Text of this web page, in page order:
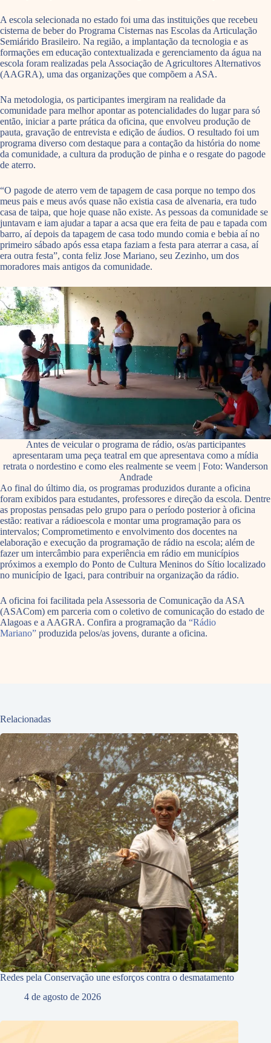
A escola selecionada no estado foi uma das instituições que recebeu
cisterna de beber do Programa Cisternas nas Escolas da Articulação
Semiárido Brasileiro. Na região, a implantação da tecnologia e as
formações em educação contextualizada e gerenciamento da água na
escola foram realizadas pela Associação de Agricultores Alternativos
(AAGRA), uma das organizações que compõem a ASA.
Na metodologia, os participantes imergiram na realidade da
comunidade para melhor apontar as potencialidades do lugar para só
então, iniciar a parte prática da oficina, que envolveu produção de
pauta, gravação de entrevista e edição de áudios. O resultado foi um
programa diverso com destaque para a contação da história do nome
da comunidade, a cultura da produção de pinha e o resgate do pagode
de aterro.
“O pagode de aterro vem de tapagem de casa porque no tempo dos
meus pais e meus avós quase não existia casa de alvenaria, era tudo
casa de taipa, que hoje quase não existe. As pessoas da comunidade se
juntavam e iam ajudar a tapar a acsa que era feita de pau e tapada com
barro, aí depois da tapagem de casa todo mundo comia e bebia aí no
primeiro sábado após essa etapa faziam a festa para aterrar a casa, aí
era outra festa”, conta feliz Jose Mariano, seu Zezinho, um dos
moradores mais antigos da comunidade.
Antes de veicular o programa de rádio, os/as participantes
apresentaram uma peça teatral em que apresentava como a mídia
retrata o nordestino e como eles realmente se veem | Foto: Wanderson
Andrade
Ao final do último dia, os programas produzidos durante a oficina
foram exibidos para estudantes, professores e direção da escola. Dentre
as propostas pensadas pelo grupo para o período posterior à oficina
estão: reativar a rádioescola e montar uma programação para os
intervalos; Comprometimento e envolvimento dos docentes na
elaboração e execução da programação de rádio na escola; além de
fazer um intercâmbio para experiência em rádio em municípios
próximos a exemplo do Ponto de Cultura Meninos do Sítio localizado
no município de Igaci, para contribuir na organização da rádio.
A oficina foi facilitada pela Assessoria de Comunicação da ASA
(ASACom) em parceria com o coletivo de comunicação do estado de
Alagoas e a AAGRA. Confira a programação da “Rádio
Mariano” produzida pelos/as jovens, durante a oficina.
Relacionadas
Redes pela Conservação une esforços contra o desmatamento
4 de agosto de 2026